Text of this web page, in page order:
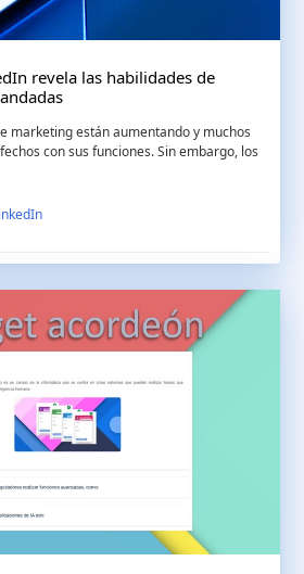
revela las habilidades de
marketing están aumentando y muchos
con sus funciones. Sin embargo, los